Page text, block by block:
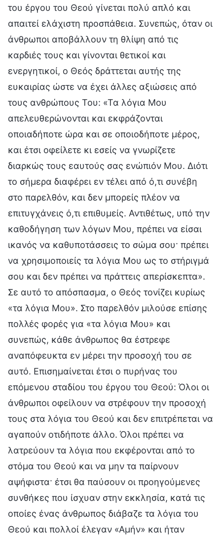
του έργου του Θεού γίνεται πολύ απλό και
απαιτεί ελάχιστη προσπάθεια. Συνεπώς, όταν οι
άνθρωποι αποβάλλουν τη θλίψη από τις
καρδιές τους και γίνονται θετικοί και
ενεργητικοί, ο Θεός δράττεται αυτής της
ευκαιρίας ώστε να έχει άλλες αξιώσεις από
τους ανθρώπους Του: «Τα λόγια Μου
απελευθερώνονται και εκφράζονται
οποιαδήποτε ώρα και σε οποιοδήποτε μέρος,
και έτσι οφείλετε κι εσείς να γνωρίζετε
διαρκώς τους εαυτούς σας ενώπιόν Μου. Διότι
το σήμερα διαφέρει εν τέλει από ό,τι συνέβη
στο παρελθόν, και δεν μπορείς πλέον να
επιτυγχάνεις ό,τι επιθυμείς. Αντιθέτως, υπό την
καθοδήγηση των λόγων Μου, πρέπει να είσαι
ικανός να καθυποτάσσεις το σώμα σου· πρέπει
να χρησιμοποιείς τα λόγια Μου ως το στήριγμά
σου και δεν πρέπει να πράττεις απερίσκεπτα».
Σε αυτό το απόσπασμα, ο Θεός τονίζει κυρίως
«τα λόγια Μου». Στο παρελθόν μιλούσε επίσης
πολλές φορές για «τα λόγια Μου» και
συνεπώς, κάθε άνθρωπος θα έστρεφε
αναπόφευκτα εν μέρει την προσοχή του σε
αυτό. Επισημαίνεται έτσι ο πυρήνας του
επόμενου σταδίου του έργου του Θεού: Όλοι οι
άνθρωποι οφείλουν να στρέφουν την προσοχή
τους στα λόγια του Θεού και δεν επιτρέπεται να
αγαπούν οτιδήποτε άλλο. Όλοι πρέπει να
λατρεύουν τα λόγια που εκφέρονται από το
στόμα του Θεού και να μην τα παίρνουν
αψήφιστα· έτσι θα παύσουν οι προηγούμενες
συνθήκες που ίσχυαν στην εκκλησία, κατά τις
οποίες ένας άνθρωπος διάβαζε τα λόγια του
Θεού και πολλοί έλεγαν «Αμήν» και ήταν